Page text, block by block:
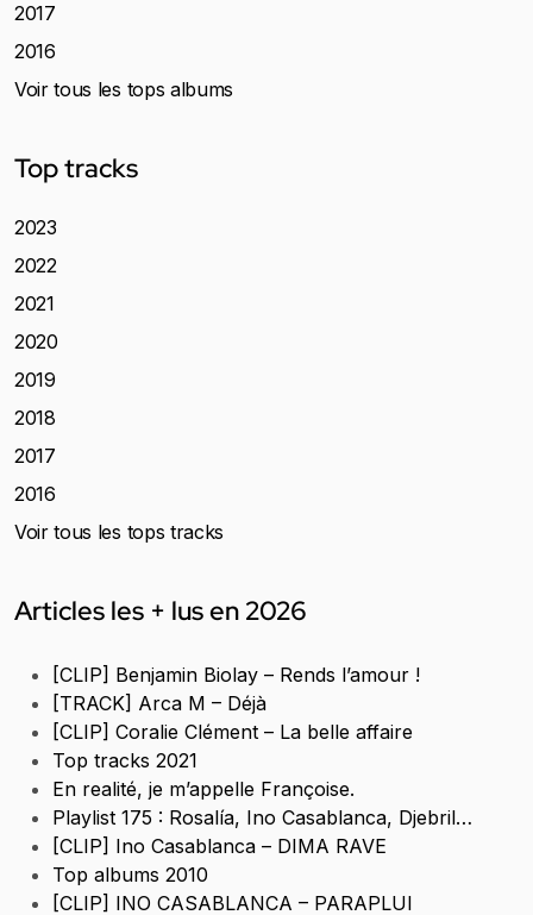
2017
2016
Voir tous les tops albums
Top tracks
2023
2022
2021
2020
2019
2018
2017
2016
Voir tous les tops tracks
Articles les + lus en 2026
[CLIP] Benjamin Biolay – Rends l’amour !
[TRACK] Arca M – Déjà
[CLIP] Coralie Clément – La belle affaire
Top tracks 2021
En realité, je m’appelle Françoise.
Playlist 175 : Rosalía, Ino Casablanca, Djebril…
[CLIP] Ino Casablanca – DIMA RAVE
Top albums 2010
[CLIP] INO CASABLANCA – PARAPLUI